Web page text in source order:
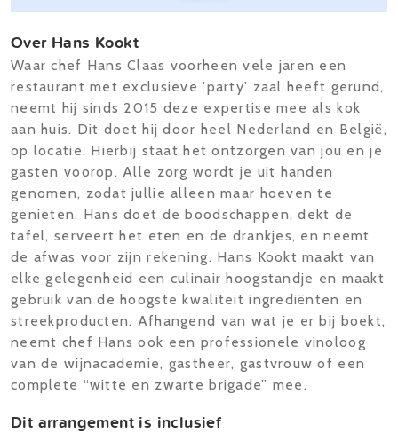
Over Hans Kookt
Waar chef Hans Claas voorheen vele jaren een
restaurant met exclusieve 'party' zaal heeft gerund,
neemt hij sinds 2015 deze expertise mee als kok
aan huis. Dit doet hij door heel Nederland en België,
op locatie. Hierbij staat het ontzorgen van jou en je
gasten voorop. Alle zorg wordt je uit handen
genomen, zodat jullie alleen maar hoeven te
genieten. Hans doet de boodschappen, dekt de
tafel, serveert het eten en de drankjes, en neemt
de afwas voor zijn rekening. Hans Kookt maakt van
elke gelegenheid een culinair hoogstandje en maakt
gebruik van de hoogste kwaliteit ingrediënten en
streekproducten. Afhangend van wat je er bij boekt,
neemt chef Hans ook een professionele vinoloog
van de wijnacademie, gastheer, gastvrouw of een
complete “witte en zwarte brigade” mee.
Dit arrangement is inclusief